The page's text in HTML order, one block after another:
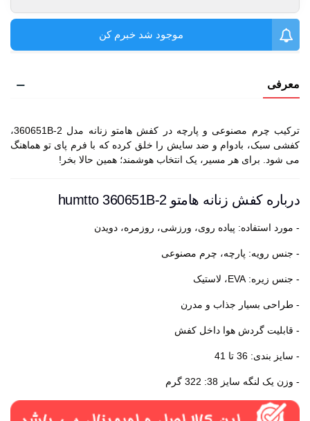
موجود شد خبرم کن
معرفی
ترکیب چرم مصنوعی و پارچه در کفش هامتو زنانه مدل 360651B-2،
کفشی سبک، بادوام و ضد سایش را خلق کرده که با فرم پای تو هماهنگ
می شود. برای هر مسیر، یک انتخاب هوشمند؛ همین حالا بخر!
درباره کفش زنانه هامتو humtto 360651B-2
- مورد استفاده: پیاده روی، ورزشی، روزمره، دویدن
- جنس رویه: پارچه، چرم مصنوعی
- جنس زیره: EVA، لاستیک
- طراحی بسیار جذاب و مدرن
- قابلیت گردش هوا داخل کفش
- سایز بندی: 36 تا 41
- وزن یک لنگه سایز 38: 322 گرم